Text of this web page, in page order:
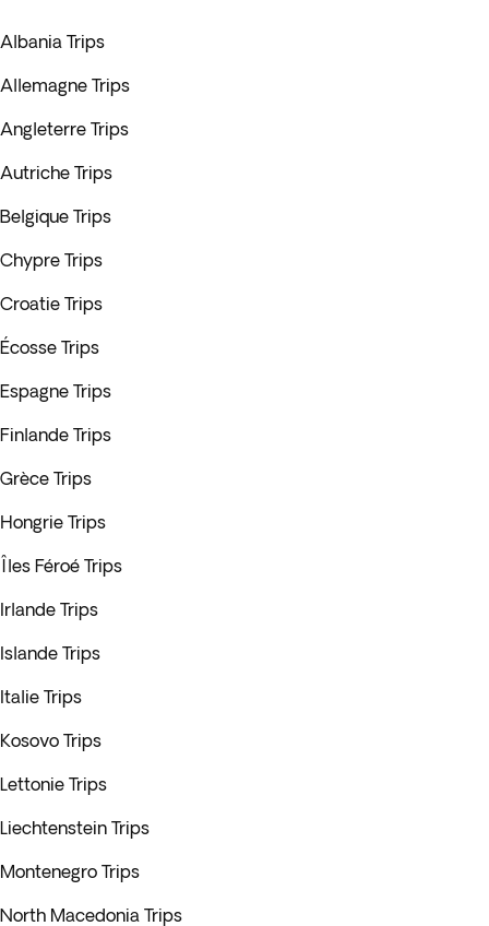
Albania Trips
Allemagne Trips
Angleterre Trips
Autriche Trips
Belgique Trips
Chypre Trips
Croatie Trips
Écosse Trips
Espagne Trips
Finlande Trips
Grèce Trips
Hongrie Trips
Îles Féroé Trips
Irlande Trips
Islande Trips
Italie Trips
Kosovo Trips
Lettonie Trips
Liechtenstein Trips
Montenegro Trips
North Macedonia Trips